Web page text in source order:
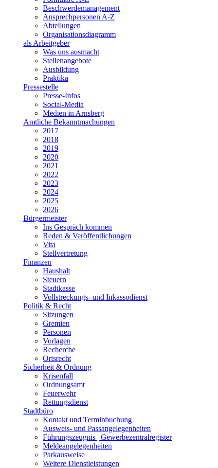
Beschwerdemanagement
Ansprechpersonen A-Z
Abteilungen
Organisationsdiagramm
als Arbeitgeber
Was uns ausmacht
Stellenangebote
Ausbildung
Praktika
Pressestelle
Presse-Infos
Social-Media
Medien in Arnsberg
Amtliche Bekanntmachungen
2017
2018
2019
2020
2021
2022
2023
2024
2025
2026
Bürgermeister
Ins Gespräch kommen
Reden & Veröffentlichungen
Vita
Stellvertretung
Finanzen
Haushalt
Steuern
Stadtkasse
Vollstreckungs- und Inkassodienst
Politik & Recht
Sitzungen
Gremien
Personen
Vorlagen
Recherche
Ortsrecht
Sicherheit & Ordnung
Krisenfall
Ordnungsamt
Feuerwehr
Rettungsdienst
Stadtbüro
Kontakt und Terminbuchung
Ausweis- und Passangelegenheiten
Führungszeugnis | Gewerbezentralregister
Meldeangelegenheiten
Parkausweise
Weitere Dienstleistungen